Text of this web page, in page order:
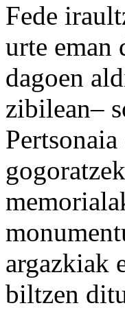
Fede
urte eman
dagoen
zibilean–
argazkiak
biltzen